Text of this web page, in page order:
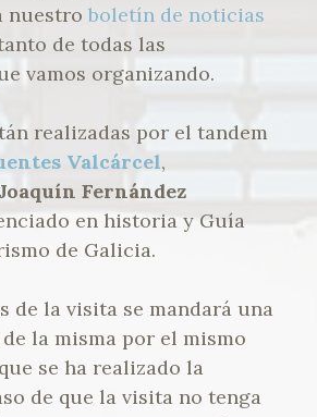
nuestro boletín de noticias
de todas las
vamos organizando.
realizadas por el tandem
Valcárcel,
Fernández
en historia y Guía
de Galicia.
de la visita se mandará una
la misma por el mismo
se ha realizado la
de que la visita no tenga